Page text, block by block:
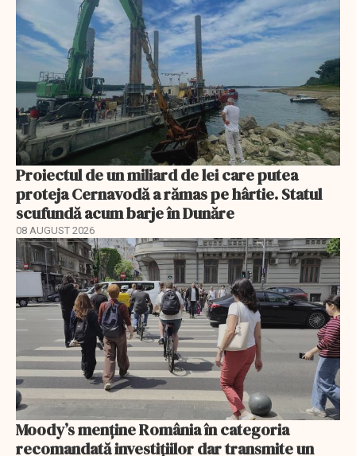
Proiectul de un miliard de lei care putea
proteja Cernavodă a rămas pe hârtie. Statul
scufundă acum barje în Dunăre
08 AUGUST 2026
Moody’s menține România în categoria
recomandată investițiilor dar transmite un